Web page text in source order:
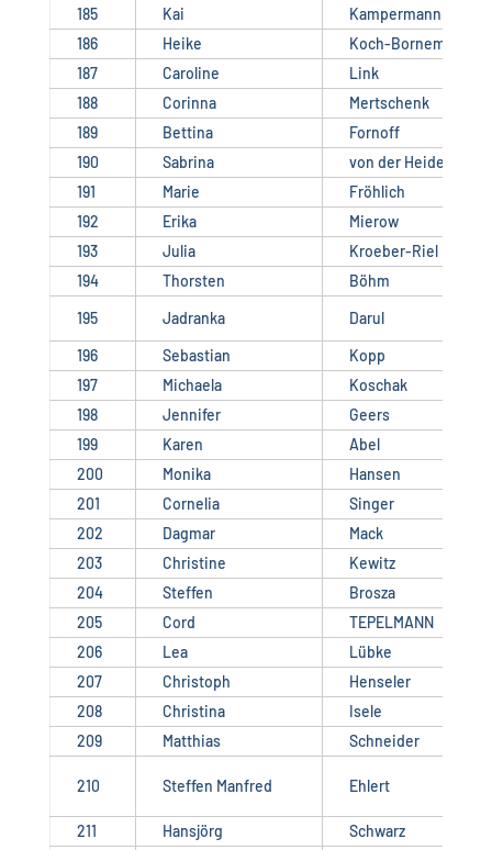
185
Kai
Kampermann
186
Heike
Koch-Bornemann
187
Caroline
Link
188
Corinna
Mertschenk
189
Bettina
Fornoff
190
Sabrina
von der Heide
191
Marie
Fröhlich
192
Erika
Mierow
193
Julia
Kroeber-Riel
194
Thorsten
Böhm
195
Jadranka
Darul
196
Sebastian
Kopp
197
Michaela
Koschak
198
Jennifer
Geers
199
Karen
Abel
200
Monika
Hansen
201
Cornelia
Singer
202
Dagmar
Mack
203
Christine
Kewitz
204
Steffen
Brosza
205
Cord
TEPELMANN
206
Lea
Lübke
207
Christoph
Henseler
208
Christina
Isele
209
Matthias Schneider
210 Steffen Manfred Ehlert
211 Hansjörg
Schwarz